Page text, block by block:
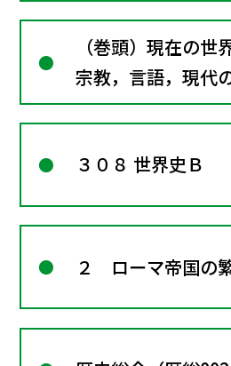
（巻頭）現在の世
宗教，言語，現代
３０８ 世界史Ｂ
２ ローマ帝国の